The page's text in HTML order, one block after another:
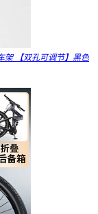
架 【双孔可调节】黑色